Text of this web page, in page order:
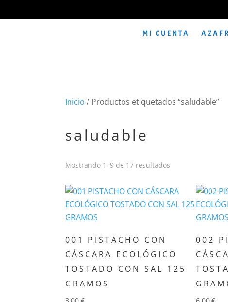
MI CUENTA
Inicio / Productos etiquetados “saludable”
saludable
Mostrando 1–9 de 17 resultados
001 PISTACHO CON
CÁSCARA ECOLÓGICO
TOSTADO CON SAL 125
GRAMOS
002